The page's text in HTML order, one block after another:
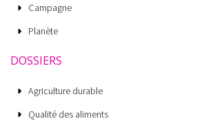
Campagne
Planète
DOSSIERS
Agriculture durable
Qualité des aliments